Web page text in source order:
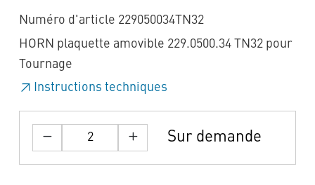
Numéro d'article 229050034TN32
HORN plaquette amovible 229.0500.34 TN32 pour
Tournage
Instructions techniques
Sur demande